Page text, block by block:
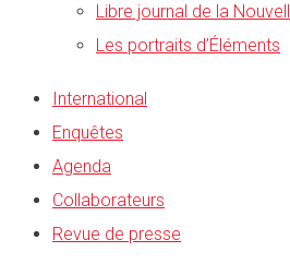
Libre journal de la
Les portraits d’Éléments
International
Enquêtes
Agenda
Collaborateurs
Revue de presse